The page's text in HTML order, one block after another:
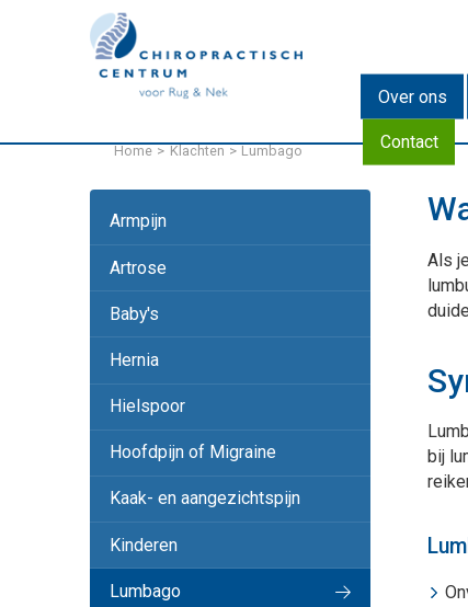
Over ons
Contact
Home Klachten Lumbago
Armpijn
Artrose
Baby's
Hernia
Hielspoor
Hoofdpijn of Migraine
Kaak- en aangezichtspijn
Kinderen
Lumbago
Als
bij